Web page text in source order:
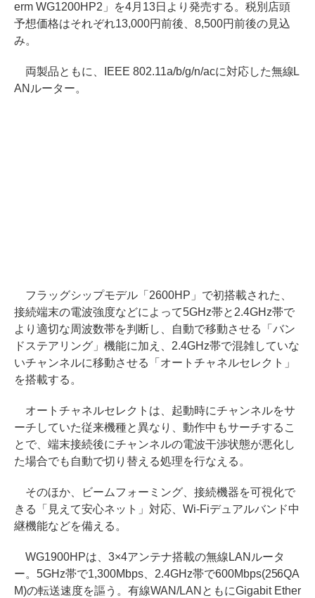
erm WG1200HP2」を4月13日より発売する。税別店頭
予想価格はそれぞれ13,000円前後、8,500円前後の見込
み。
両製品ともに、IEEE 802.11a/b/g/n/acに対応した無線L
ANルーター。
フラッグシップモデル「2600HP」で初搭載された、
接続端末の電波強度などによって5GHz帯と2.4GHz帯で
より適切な周波数帯を判断し、自動で移動させる「バン
ドステアリング」機能に加え、2.4GHz帯で混雑していな
いチャンネルに移動させる「オートチャネルセレクト」
を搭載する。
オートチャネルセレクトは、起動時にチャンネルをサ
ーチしていた従来機種と異なり、動作中もサーチするこ
とで、端末接続後にチャンネルの電波干渉状態が悪化し
た場合でも自動で切り替える処理を行なえる。
そのほか、ビームフォーミング、接続機器を可視化で
きる「見えて安心ネット」対応、Wi-Fiデュアルバンド中
継機能などを備える。
WG1900HPは、3×4アンテナ搭載の無線LANルータ
ー。5GHz帯で1,300Mbps、2.4GHz帯で600Mbps(256QA
M)の転送速度を謳う。有線WAN/LANともにGigabit Ether